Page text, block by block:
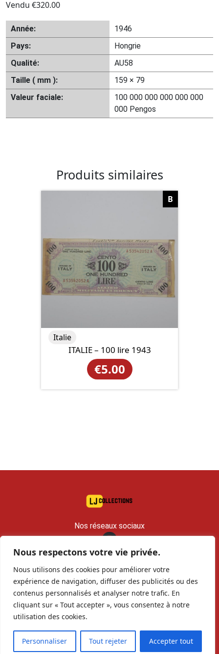
Nous respectons votre vie privée.
Nous utilisons des cookies pour améliorer votre
expérience de navigation, diffuser des publicités ou des
contenus personnalisés et analyser notre trafic. En
cliquant sur « Tout accepter », vous consentez à notre
utilisation des cookies.
Personnaliser Tout rejeter Accepter tout
Vendu €320.00
Année:
1946
Pays:
Hongrie
Qualité:
AU58
Taille ( mm ):
159 × 79
Valeur faciale:
100 000 000 000 000 000
000 Pengos
Produits similaires
B
ITALIE – 100 lire 1943
€5.00
Italie
Nos réseaux sociaux
contact@lj-collections.com
RCS 979 374 147 Romans
Vous voulez
vendre ?
Contact Archives